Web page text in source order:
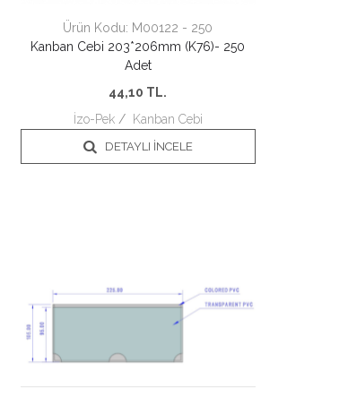
Ürün Kodu: M00122 - 250
Kanban Cebi 203*206mm (K76)- 250
Adet
44,10 TL.
İzo-Pek/ Kanban Cebi
DETAYLI İNCELE